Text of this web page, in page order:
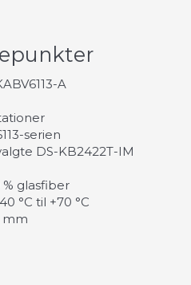
A
serien
DS-KB2422T-IM
% glasfiber
°C til +70 °C
mm